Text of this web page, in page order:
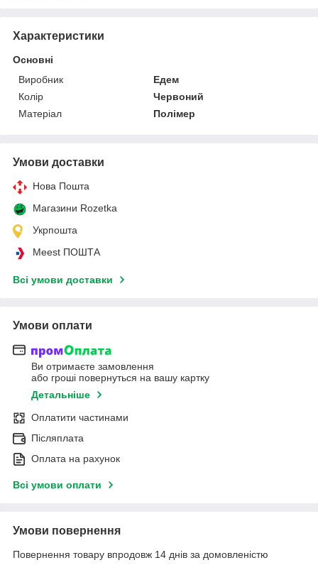
Характеристики
Основні
Виробник
Едем
Колір
Червоний
Матеріал
Полімер
Умови доставки
Нова Пошта
Магазини Rozetka
Укрпошта
Meest ПОШТА
Всі умови доставки
Умови оплати
Ви отримаєте замовлення
або гроші повернуться на вашу картку
Детальніше
Оплатити частинами
Післяплата
Оплата на рахунок
Всі умови оплати
Умови повернення
Повернення товару впродовж 14 днів за домовленістю